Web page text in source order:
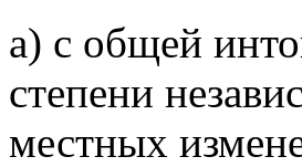
а) с общей
степени
местных